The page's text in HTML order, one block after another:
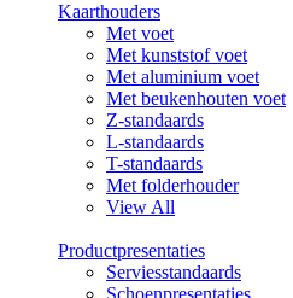
Kaarthouders
Met voet
Met kunststof voet
Met aluminium voet
Met beukenhouten voet
Z-standaards
L-standaards
T-standaards
Met folderhouder
View All
Productpresentaties
Serviesstandaards
Schoenpresentaties